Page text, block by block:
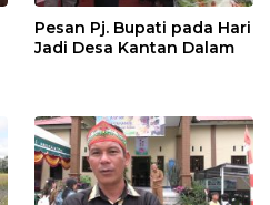
Pesan Pj. Bupati pada Hari
Jadi Desa Kantan Dalam